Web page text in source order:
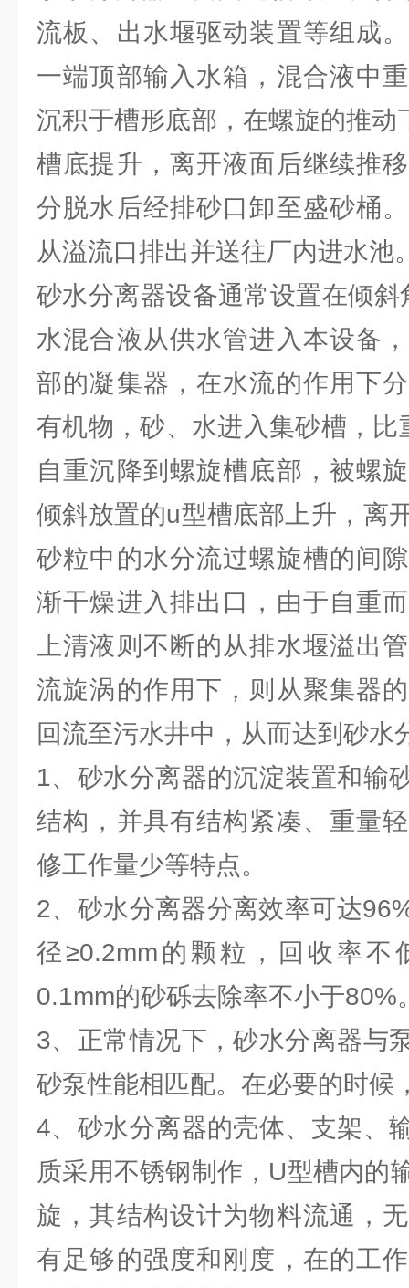
流板、出水堰驱动装置等组成
一端顶部输入水箱，混合液中
沉积于槽形底部，在螺旋的推动
槽底提升，离开液面后继续推
分脱水后经排砂口卸至盛砂桶
从溢流口排出并送往厂内进水池
砂水分离器设备通常设置在倾
水混合液从供水管进入本设备
部的凝集器，在水流的作用下
有机物，砂、水进入集砂槽，
自重沉降到螺旋槽底部，被螺
倾斜放置的u型槽底部上升，离
砂粒中的水分流过螺旋槽的间
渐干燥进入排出口，由于自重
上清液则不断的从排水堰溢出
流旋涡的作用下，则从聚集器
回流至污水井中，从而达到砂水
1、砂水分离器的沉淀装置和输
结构，并具有结构紧凑、重量
修工作量少等特点。
2、砂水分离器分离效率可达
径≥0.2mm的颗粒，回收率不
0.1mm的砂砾去除率不小于80%
3、正常情况下，砂水分离器与
砂泵性能相匹配。在必要的时候
4、砂水分离器的壳体、支架、
质采用不锈钢制作，U型槽内的
旋，其结构设计为物料流通，
有足够的强度和刚度，在的工